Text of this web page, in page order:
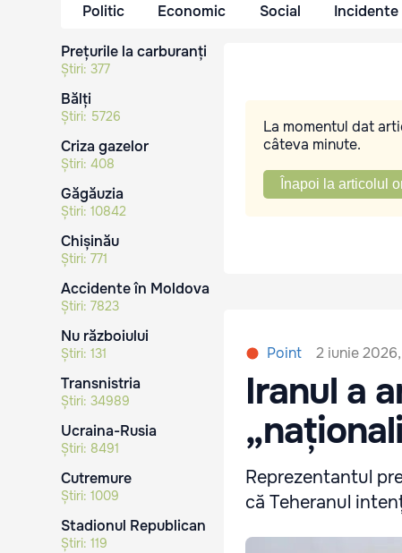
Politic Economic Social Incidente
Prețurile la carburanți
Știri: 377
Bălți
Știri: 5726
Criza gazelor
Știri: 408
Găgăuzia
Știri: 10842
Chișinău
Știri: 771
Accidente în Moldova
Știri: 7823
Nu războiului
Știri: 131
Transnistria
Știri: 34989
Ucraina-Rusia
Știri: 8491
Cutremure
Știri: 1009
Stadionul Republican
Știri: 119
La momentul dat
câteva minute.
Înapoi la articolul
Point 2 iunie
Iranul a
Reprezentantul
că Teheranul